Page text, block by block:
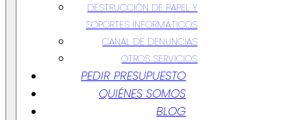
DESTRUCCIÓN DE PAPEL Y
SOPORTES INFORMÁTICOS
CANAL DE DENUNCIAS
OTROS SERVICIOS
PEDIR PRESUPUESTO
QUIÉNES SOMOS
BLOG